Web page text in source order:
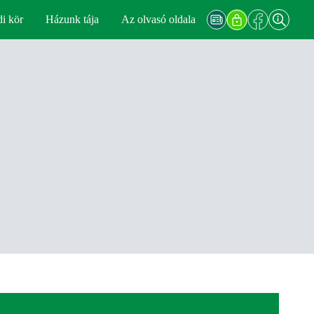
kör Házunk tája Az olvasó oldala